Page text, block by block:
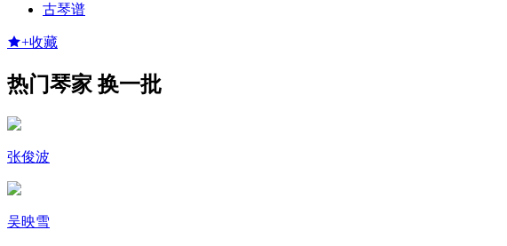
古琴谱
+收藏
热门琴家换一批
张俊波
吴映雪